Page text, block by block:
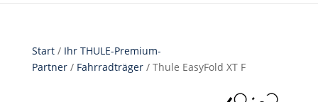
Start/ Ihr THULE-Premium-
Partner/ Fahrradträger/ Thule EasyFold XT F